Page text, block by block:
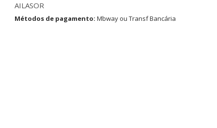
AILASOR
Métodos de pagamento: Mbway ou Transf Bancária